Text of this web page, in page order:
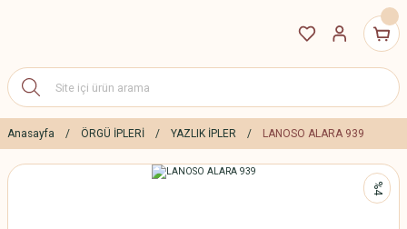
Anasayfa ÖRGÜ İPLERİ YAZLIK İPLER LANOSO ALARA 939
%4